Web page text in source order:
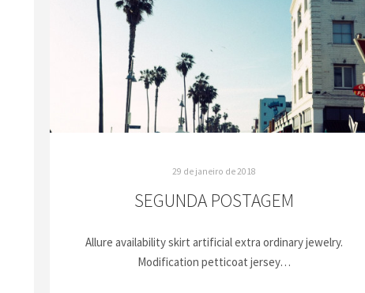
29 de janeiro de 2018
SEGUNDA POSTAGEM
Allure availability skirt artificial extra ordinary jewelry.
Modification petticoat jersey…